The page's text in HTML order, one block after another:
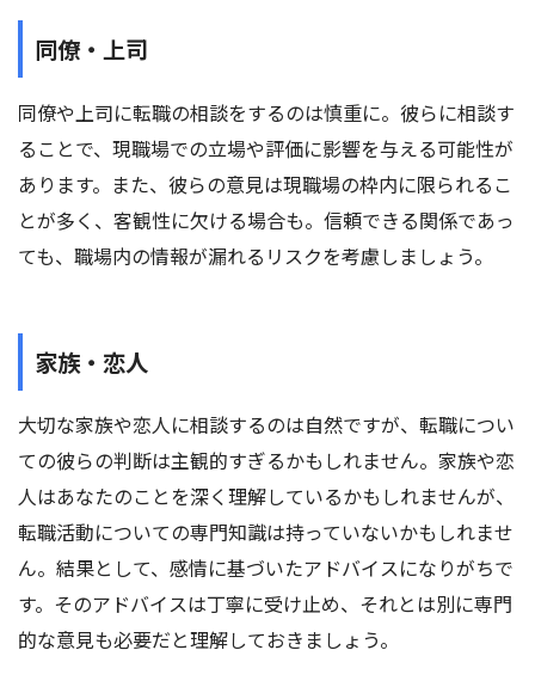
同僚・上司
同僚や上司に転職の相談をするのは慎重に。彼らに相談す
ることで、現職場での立場や評価に影響を与える可能性が
あります。また、彼らの意見は現職場の枠内に限られるこ
とが多く、客観性に欠ける場合も。信頼できる関係であっ
ても、職場内の情報が漏れるリスクを考慮しましょう。
家族・恋人
大切な家族や恋人に相談するのは自然ですが、転職につい
ての彼らの判断は主観的すぎるかもしれません。家族や恋
人はあなたのことを深く理解しているかもしれませんが、
転職活動についての専門知識は持っていないかもしれませ
ん。結果として、感情に基づいたアドバイスになりがちで
す。そのアドバイスは丁寧に受け止め、それとは別に専門
的な意見も必要だと理解しておきましょう。